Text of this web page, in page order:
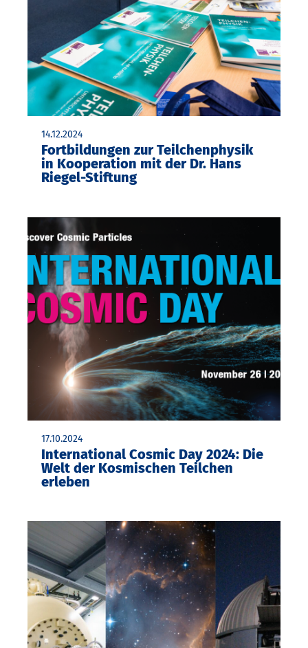
14.12.2024
Fortbildungen zur Teilchenphysik
in Kooperation mit der Dr. Hans
Riegel-Stiftung
17.10.2024
International Cosmic Day 2024: Die
Welt der Kosmischen Teilchen
erleben